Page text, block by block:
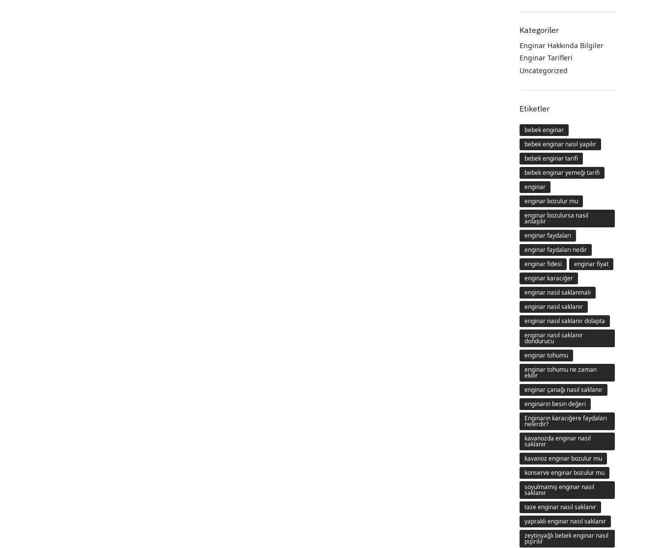
Kategoriler
Enginar Hakkında Bilgiler
Enginar Tarifleri
Uncategorized
Etiketler
bebek enginar
bebek enginar nasıl yapılır
bebek enginar tarifi
bebek enginar yemeği tarifi
enginar
enginar bozulur mu
enginar bozulursa nasıl
anlaşılır
enginar faydaları
enginar faydaları nedir
enginar fidesi
enginar fiyat
enginar karaciğer
enginar nasıl saklanmalı
enginar nasıl saklanır
enginar nasıl saklanır dolapta
enginar nasıl saklanır
dondurucu
enginar tohumu
enginar tohumu ne zaman
ekilir
enginar çanağı nasıl saklanır
enginarın besin değeri
Enginarın karaciğere faydaları
nelerdir?
kavanozda enginar nasıl
saklanır
kavanoz enginar bozulur mu
konserve enginar bozulur mu
soyulmamış enginar nasıl
saklanır
taze enginar nasıl saklanır
yapraklı enginar nasıl saklanır
zeytinyağlı bebek enginar nasıl
pişirilir